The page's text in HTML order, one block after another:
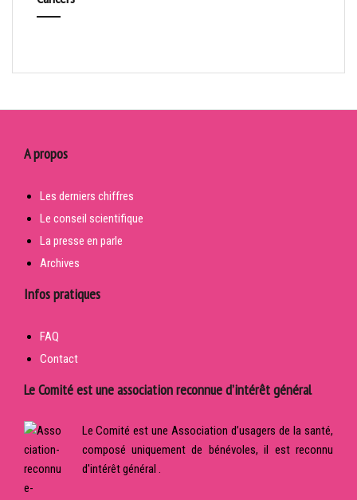
A propos
Les derniers chiffres
Le conseil scientifique
La presse en parle
Archives
Infos pratiques
FAQ
Contact
Le Comité est une association reconnue d’intérêt général
Le Comité est une Association d’usagers de la santé,
composé uniquement de bénévoles, il est reconnu
d'intérêt général .